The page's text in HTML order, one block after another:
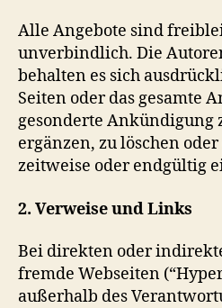
Alle Angebote sind
unverbindlich. Die
behalten es sich
Seiten oder das gesamte
gesonderte Ankündigung
ergänzen, zu löschen
zeitweise oder endgültig
2. Verweise und Links
Bei direkten oder
fremde Webseiten
außerhalb des